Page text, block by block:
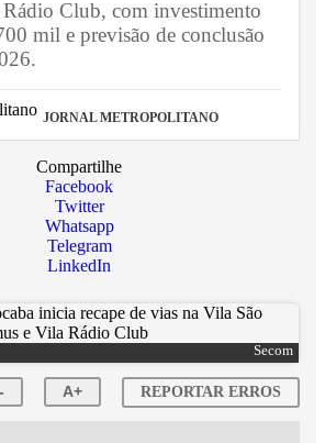
Club, com investimento
mil e previsão de conclusão
JORNAL METROPOLITANO
Compartilhe
Facebook
Twitter
Whatsapp
Telegram
LinkedIn
Secom
A+ REPORTAR ERROS